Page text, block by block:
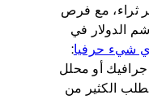
ثراء، مع فرص
الدولار في
شيء حرفيا:
أو محلل
الكثير من